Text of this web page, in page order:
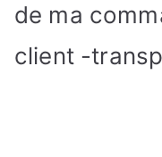
de ma
client -